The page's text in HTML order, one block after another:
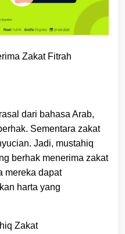
Zakat Fitrah
dari bahasa Arab,
Sementara zakat
Jadi, mustahiq
berhak menerima zakat
mereka dapat
harta yang
Zakat